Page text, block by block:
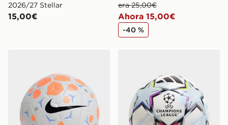
2026/27 Stellar
15,00€
era 25,00€
Ahora 15,00€
-40 %